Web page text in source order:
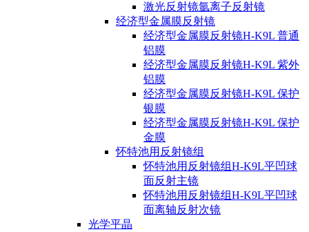
激光反射镜氩离子反射镜
经济型金属膜反射镜
经济型金属膜反射镜H-K9L 普通
铝膜
经济型金属膜反射镜H-K9L 紫外
铝膜
经济型金属膜反射镜H-K9L 保护
银膜
经济型金属膜反射镜H-K9L 保护
金膜
怀特池用反射镜组
怀特池用反射镜组H-K9L平凹球
面反射主镜
怀特池用反射镜组H-K9L平凹球
面离轴反射次镜
光学平晶